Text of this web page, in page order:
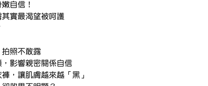
自信！
實最渴望被呵護
拍照不敢露
影響親密關係自信
，讓肌膚越來越「黑」